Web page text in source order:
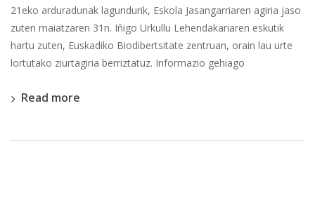
21eko arduradunak lagundurik, Eskola Jasangarriaren agiria jaso
zuten maiatzaren 31n. Iñigo Urkullu Lehendakariaren eskutik
hartu zuten, Euskadiko Biodibertsitate zentruan, orain lau urte
lortutako ziurtagiria berriztatuz. Informazio gehiago
Read more